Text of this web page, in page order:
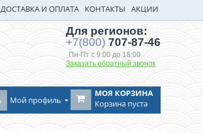
ДОСТАВКА И ОПЛАТА КОНТАКТЫ АКЦИИ
Для регионов:
+7(800)707-87-46
Пн-Пт с 9:00 до 18:00
Заказать обратный звонок
МОЯ КОРЗИНА
Корзина пуста
Мой профиль